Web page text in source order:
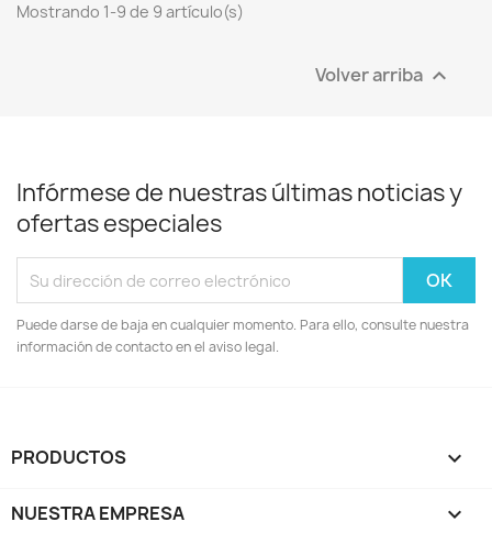
Mostrando 1-9 de 9 artículo(s)
Volver arriba 
Infórmese de nuestras últimas noticias y
ofertas especiales
Puede darse de baja en cualquier momento. Para ello, consulte nuestra
información de contacto en el aviso legal.
PRODUCTOS 
NUESTRA EMPRESA 